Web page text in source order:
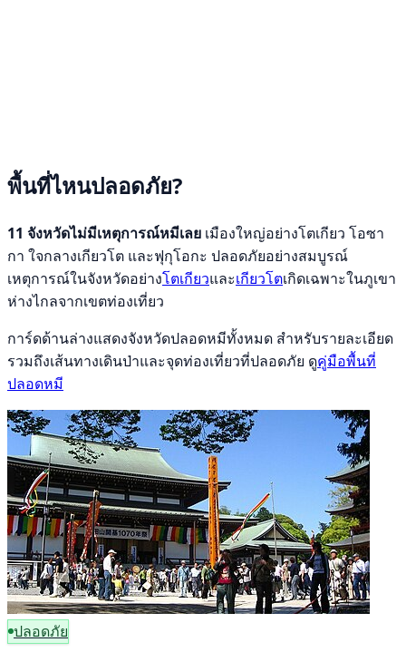
พื้นที่ไหนปลอดภัย?
11 จังหวัดไม่มีเหตุการณ์หมีเลย เมืองใหญ่อย่างโตเกียว โอซา
กา ใจกลางเกียวโต และฟุกุโอกะ ปลอดภัยอย่างสมบูรณ์
เหตุการณ์ในจังหวัดอย่างโตเกียวและเกียวโตเกิดเฉพาะในภูเขา
ห่างไกลจากเขตท่องเที่ยว
การ์ดด้านล่างแสดงจังหวัดปลอดหมีทั้งหมด สำหรับรายละเอียด
รวมถึงเส้นทางเดินป่าและจุดท่องเที่ยวที่ปลอดภัย ดูคู่มือพื้นที่
ปลอดหมี
ปลอดภัย